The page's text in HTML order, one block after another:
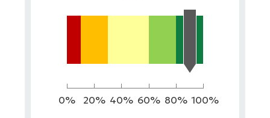
0% 20% 40% 60% 80% 100%